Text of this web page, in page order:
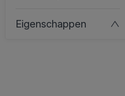
Eigenschappen